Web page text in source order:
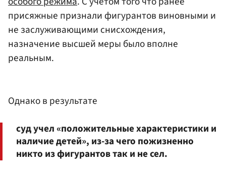
присяжные признали фигурантов виновными и
не заслуживающими снисхождения,
назначение высшей меры было вполне
реальным.
Однако в результате
суд учел «положительные характеристики и
наличие детей», из-за чего пожизненно
никто из фигурантов так и не сел.